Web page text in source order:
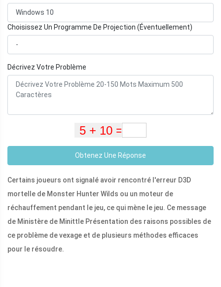
Choisissez Un Programme De Projection (Éventuellement)
Décrivez Votre Problème
Obtenez Une Réponse
Certains joueurs ont signalé avoir rencontré l'erreur D3D
mortelle de Monster Hunter Wilds ou un moteur de
réchauffement pendant le jeu, ce qui mène le jeu. Ce message
de Ministère de Minittle Présentation des raisons possibles de
ce problème de vexage et de plusieurs méthodes efficaces
pour le résoudre.